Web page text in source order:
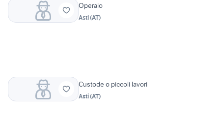
Operaio
Asti(AT)
Custode o piccoli lavori
Asti(AT)